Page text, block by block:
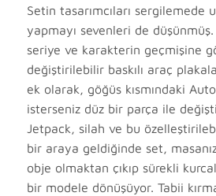
Setin tasarımcıları sergilemede
yapmayı sevenleri de
seriye ve karakterin geçmişine
değiştirilebilir baskılı araç
ek olarak, göğüs kısmındaki
isterseniz düz bir parça ile
Jetpack, silah ve bu
bir araya geldiğinde set,
obje olmaktan çıkıp sürekli
bir modele dönüşüyor. Tabii